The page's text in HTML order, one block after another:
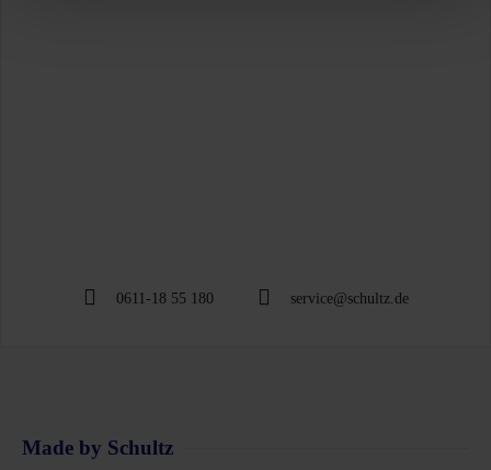
0611-18 55 180 service@schultz.de
Made by Schultz